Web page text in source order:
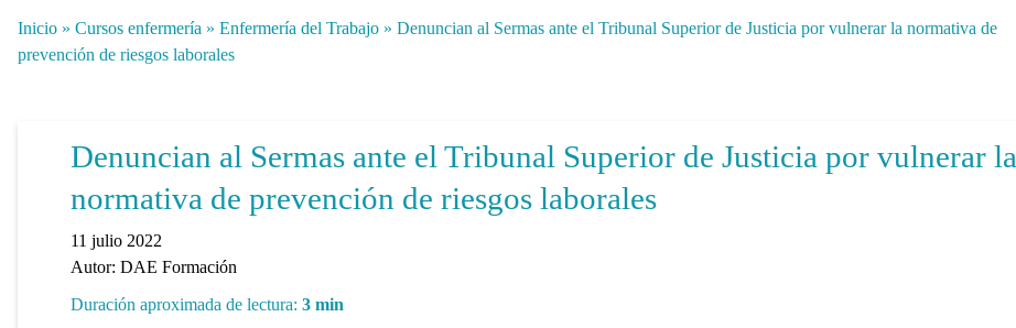
Inicio » Cursos enfermería » Enfermería del Trabajo » Denuncian al Sermas ante el Tribunal Superior de Justicia por vulnerar la normativa de
prevención de riesgos laborales
Denuncian al Sermas ante el Tribunal Superior de Justicia por vulnerar la
normativa de prevención de riesgos laborales
11 julio 2022
Autor: DAE Formación
Duración aproximada de lectura: 3 min